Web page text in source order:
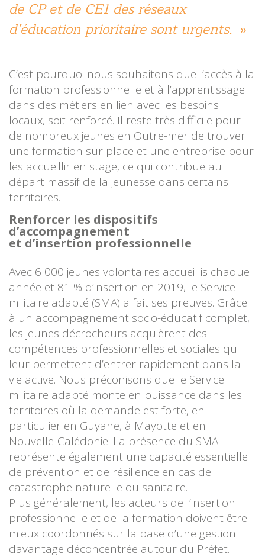
de CP et de CE1 des réseaux
d’éducation prioritaire sont urgents.
C’est pourquoi nous souhaitons que l’accès à la
formation professionnelle et à l’apprentissage
dans des métiers en lien avec les besoins
locaux, soit renforcé. Il reste très difficile pour
de nombreux jeunes en Outre-mer de trouver
une formation sur place et une entreprise pour
les accueillir en stage, ce qui contribue au
départ massif de la jeunesse dans certains
territoires.
Renforcer les dispositifs
d’accompagnement
et d’insertion professionnelle
Avec 6 000 jeunes volontaires accueillis chaque
année et 81 % d’insertion en 2019, le Service
militaire adapté (SMA) a fait ses preuves. Grâce
à un accompagnement socio-éducatif complet,
les jeunes décrocheurs acquièrent des
compétences professionnelles et sociales qui
leur permettent d’entrer rapidement dans la
vie active. Nous préconisons que le Service
militaire adapté monte en puissance dans les
territoires où la demande est forte, en
particulier en Guyane, à Mayotte et en
Nouvelle-Calédonie. La présence du SMA
représente également une capacité essentielle
de prévention et de résilience en cas de
catastrophe naturelle ou sanitaire.
Plus généralement, les acteurs de l’insertion
professionnelle et de la formation doivent être
mieux coordonnés sur la base d’une gestion
davantage déconcentrée autour du Préfet.